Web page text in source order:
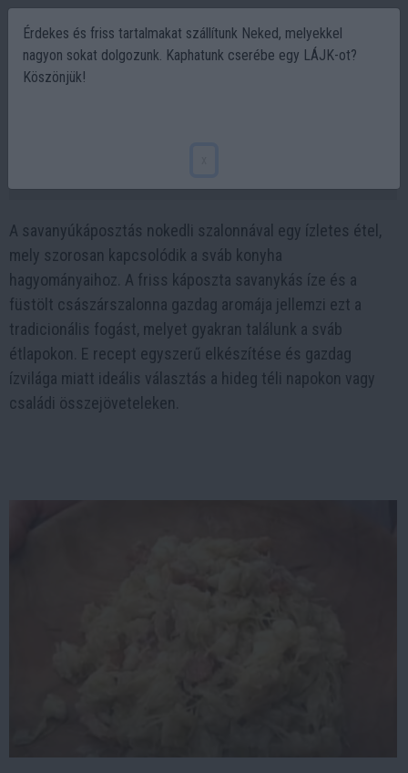
A savanyúkáposztás nokedli szalonnával egy ízletes étel,
mely szorosan kapcsolódik a sváb konyha
hagyományaihoz. A friss káposzta savanykás íze és a
füstölt császárszalonna gazdag aromája jellemzi ezt a
tradicionális fogást, melyet gyakran találunk a sváb
étlapokon. E recept egyszerű elkészítése és gazdag
ízvilága miatt ideális választás a hideg téli napokon vagy
családi összejöveteleken.
Érdekes és friss tartalmakat szállítunk Neked, melyekkel
nagyon sokat dolgozunk. Kaphatunk cserébe egy LÁJK-ot?
Köszönjük!